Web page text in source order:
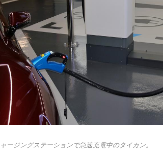
ージングステーションで急速充電中のタイカン。